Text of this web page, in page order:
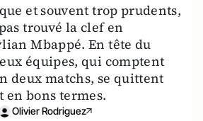
et souvent trop prudents,
trouvé la clef en
Mbappé. En tête du
équipes, qui comptent
deux matchs, se quittent
bons termes.
Olivier Rodriguez